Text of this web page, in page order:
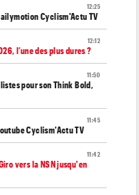
12:25
Cyclism'Actu TV
12:12
l’une des plus dures ?
11:50
pour son Think Bold,
11:45
Cyclism'Actu TV
11:42
vers la NSN jusqu'en